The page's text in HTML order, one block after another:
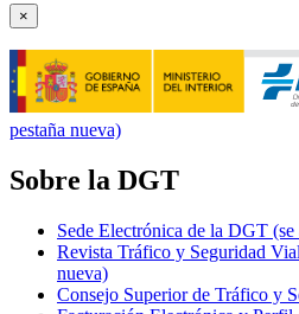
×
pestaña nueva)
Sobre la DGT
Sede Electrónica de la DGT (se
Revista Tráfico y Seguridad Vial
nueva)
Consejo Superior de Tráfico y